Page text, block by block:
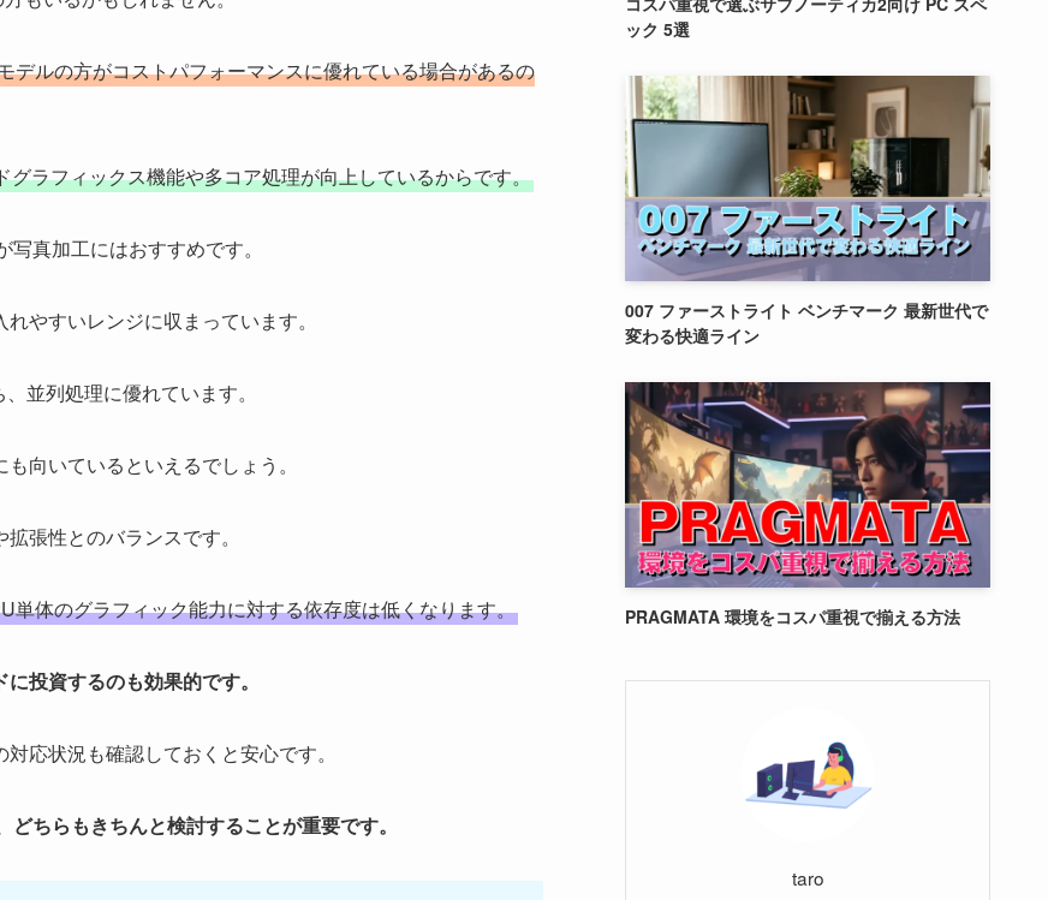
ルの方がコストパフォーマンスに優れている場合があるの
ラフィックス機能や多コア処理が向上しているからです。
真加工にはおすすめです。
やすいレンジに収まっています。
並列処理に優れています。
向いているといえるでしょう。
張性とのバランスです。
体のグラフィック能力に対する依存度は低くなります。
投資するのも効果的です。
応状況も確認しておくと安心です。
ちらもきちんと検討することが重要です。
ック 5選
007 ファーストライト ベンチマーク 最新世代で
変わる快適ライン
PRAGMATA 環境をコスパ重視で揃える方法
taro